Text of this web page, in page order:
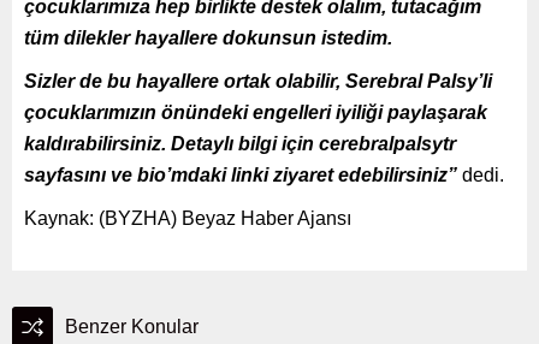
çocuklarımıza hep birlikte destek olalım, tutacağım
tüm dilekler hayallere dokunsun istedim.
Sizler de bu hayallere ortak olabilir, Serebral Palsy’li
çocuklarımızın önündeki engelleri iyiliği paylaşarak
kaldırabilirsiniz. Detaylı bilgi için cerebralpalsytr
sayfasını ve bio’mdaki linki ziyaret edebilirsiniz” dedi.
Kaynak: (BYZHA) Beyaz Haber Ajansı
Benzer Konular